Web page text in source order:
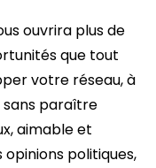
ouvrira plus de
que tout
votre réseau, à
paraître
aimable et
politiques,